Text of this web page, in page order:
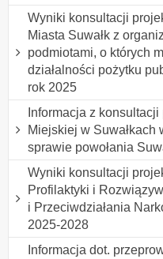
Wyniki konsultacji
Miasta Suwałk z
podmiotami, o których
działalności pożytku
rok 2025
Informacja z
Miejskiej w Suwałkach
sprawie powołania
Wyniki konsultacji
Profilaktyki i
i Przeciwdziałania
2025-2028
Informacja dot.